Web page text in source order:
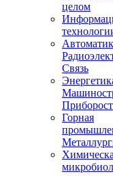
целом
Связь
Горная